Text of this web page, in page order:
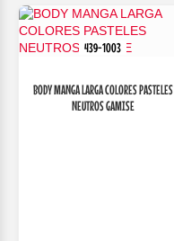
439-1003
BODY MANGA LARGA COLORES PASTELES
NEUTROS GAMISE